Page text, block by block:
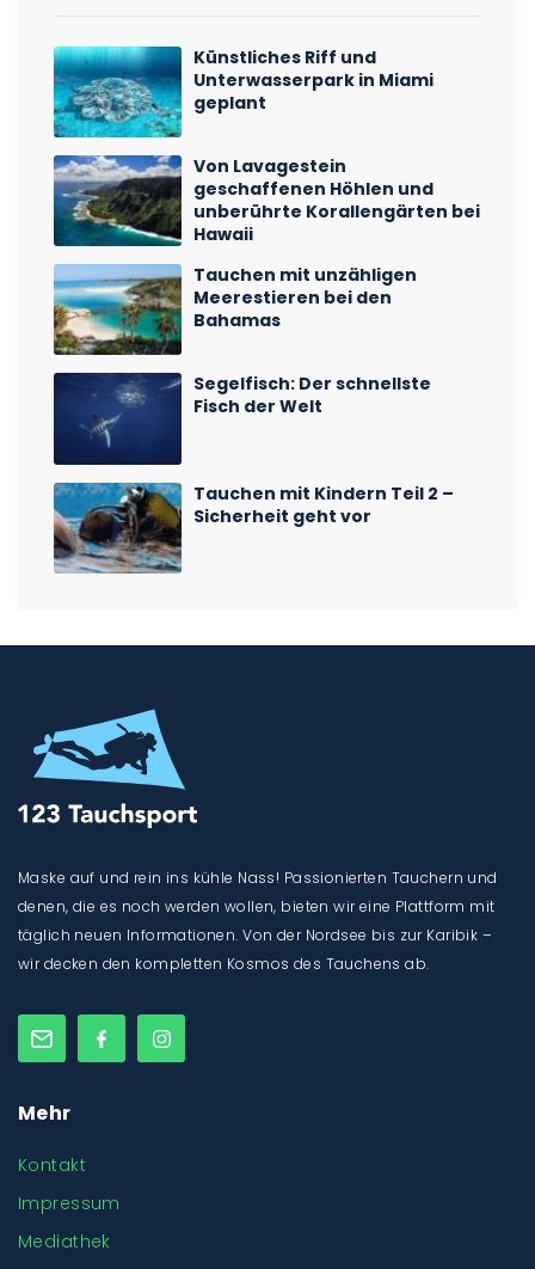
Künstliches Riff und
Unterwasserpark in Miami
geplant
Von Lavagestein
geschaffenen Höhlen und
unberührte Korallengärten bei
Hawaii
Tauchen mit unzähligen
Meerestieren bei den
Bahamas
Segelfisch: Der schnellste
Fisch der Welt
Tauchen mit Kindern Teil 2 –
Sicherheit geht vor
Maske auf und rein ins kühle Nass! Passionierten Tauchern und
denen, die es noch werden wollen, bieten wir eine Plattform mit
täglich neuen Informationen. Von der Nordsee bis zur Karibik –
wir decken den kompletten Kosmos des Tauchens ab.
Mehr
Kontakt
Impressum
Mediathek